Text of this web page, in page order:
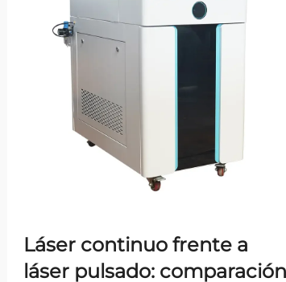
Láser continuo frente a
láser pulsado: comparación